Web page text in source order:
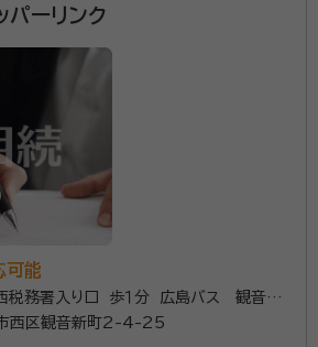
。 相談は無料ですので、お気軽にお
士会
パーリンク
可能
税務署入り口 歩１分 広島バス 観音新
分西区観音新町2-4-25